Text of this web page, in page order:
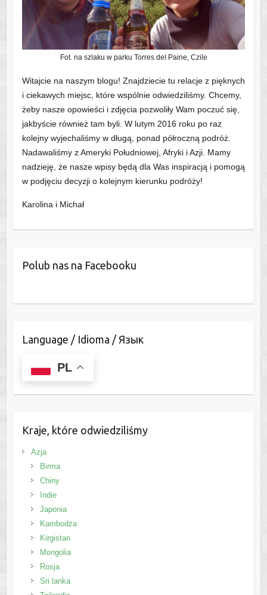
Fot. na szlaku w parku Torres del Paine, Czile
Witajcie na naszym blogu! Znajdziecie tu relacje z pięknych
i ciekawych miejsc, które wspólnie odwiedziliśmy. Chcemy,
żeby nasze opowieści i zdjęcia pozwoliły Wam poczuć się,
jakbyście również tam byli. W lutym 2016 roku po raz
kolejny wyjechaliśmy w długą, ponad półroczną podróż.
Nadawaliśmy z Ameryki Południowej, Afryki i Azji. Mamy
nadzieję, że nasze wpisy będą dla Was inspiracją i pomogą
w podjęciu decyzji o kolejnym kierunku podróży!
Karolina i Michał
Polub nas na Facebooku
Language / Idioma / Язык
PL
Kraje, które odwiedziliśmy
Azja
Birma
Chiny
Indie
Japonia
Kambodża
Kirgistan
Mongolia
Rosja
Sri lanka